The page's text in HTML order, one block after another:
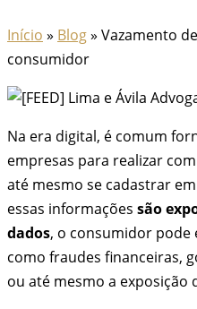
Início » Blog» Vazamento
consumidor
Na era digital, é comum
empresas para realizar
até mesmo se cadastrar
essas informações são
dados, o consumidor
como fraudes financeiras,
ou até mesmo a exposição